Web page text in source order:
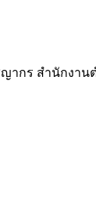
ญากร สำนักงา